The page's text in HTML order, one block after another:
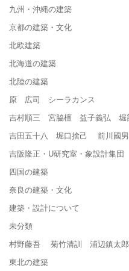
九州・沖縄の建築
京都の建築・文化
北欧建築
北海道の建築
北陸の建築
原 広司 シーラカンス
吉村順三 宮脇檀 益子義弘 堀
吉田五十八 堀口捨己 前川國
吉阪隆正・U研究室・象設計集団
四国の建築
奈良の建築・文化
建築・設計について
未分類
村野藤吾 菊竹清訓 浦辺鎮太
東北の建築